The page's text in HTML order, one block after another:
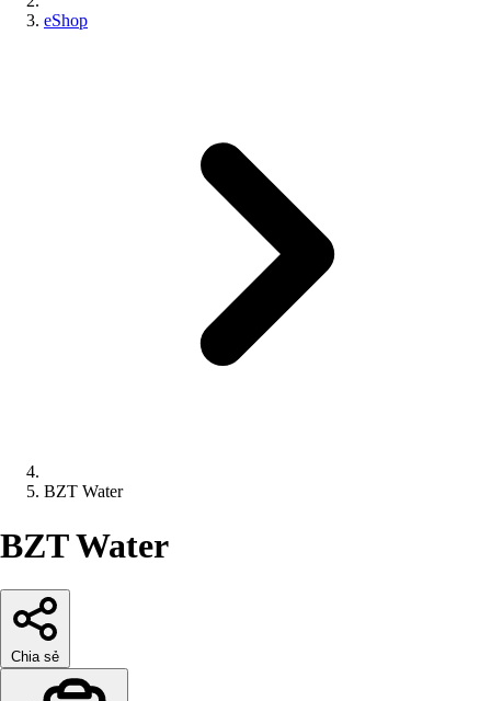
eShop
BZT Water
BZT Water
Chia sẻ